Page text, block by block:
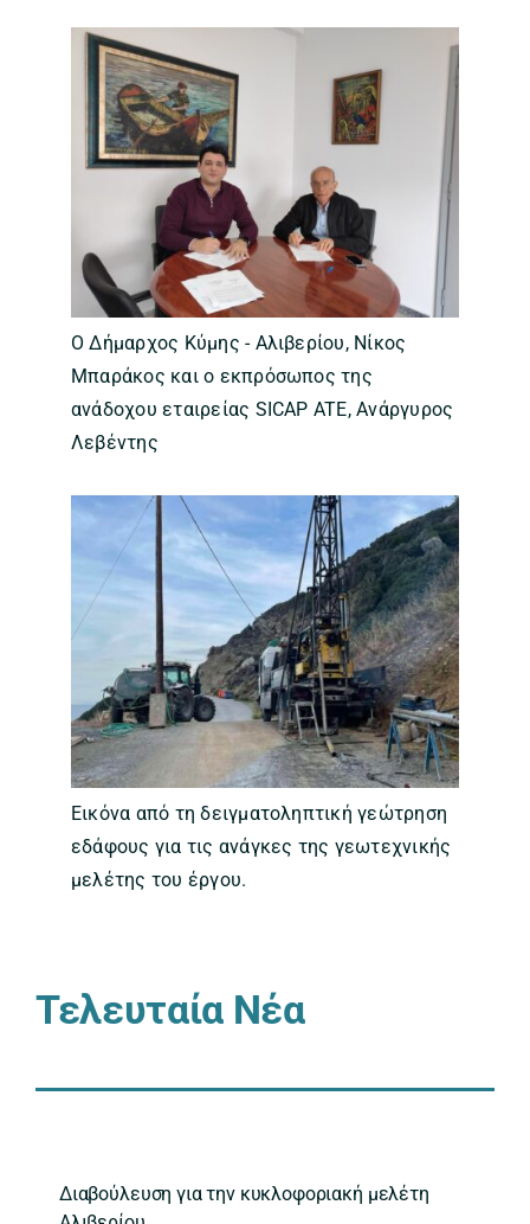
Ο Δήμαρχος Κύμης - Αλιβερίου, Νίκος
Μπαράκος και ο εκπρόσωπος της
ανάδοχου εταιρείας SICAP ATE, Ανάργυρος
Λεβέντης
Εικόνα από τη δειγματοληπτική γεώτρηση
εδάφους για τις ανάγκες της γεωτεχνικής
μελέτης του έργου.
Τελευταία Νέα
Διαβούλευση για την κυκλοφοριακή μελέτη